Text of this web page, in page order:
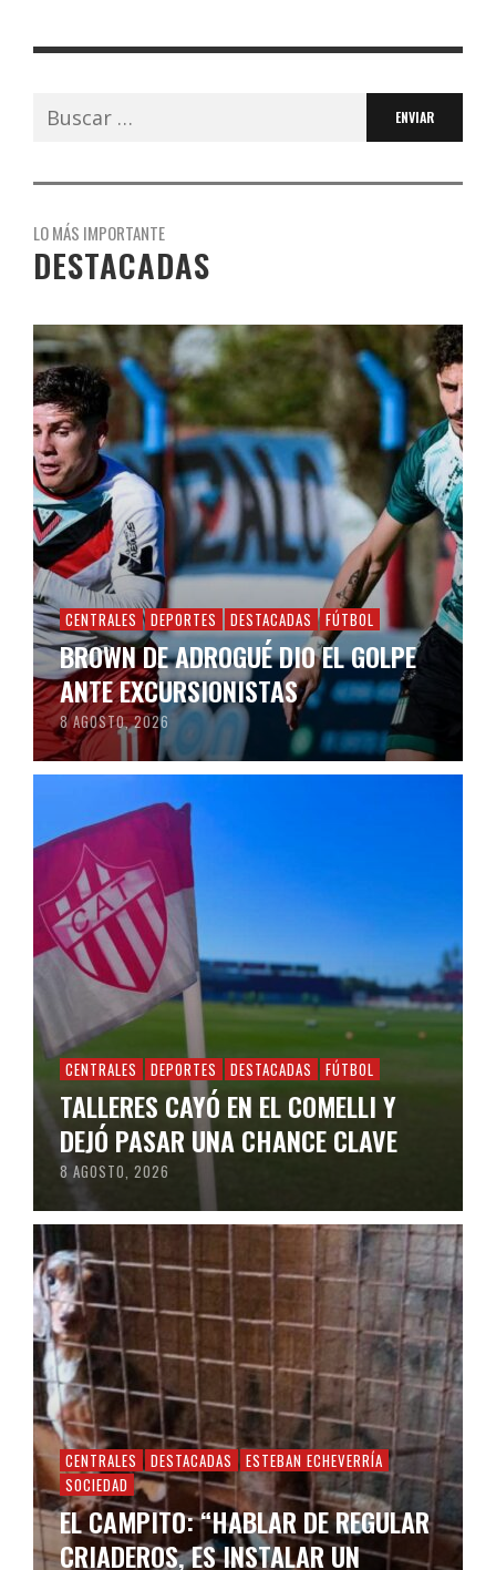
Buscar:
LO MÁS IMPORTANTE
DESTACADAS
CENTRALES DEPORTES DESTACADAS FÚTBOL
BROWN DE ADROGUÉ DIO EL GOLPE
ANTE EXCURSIONISTAS
8 AGOSTO, 2026
CENTRALES DEPORTES DESTACADAS FÚTBOL
TALLERES CAYÓ EN EL COMELLI Y
DEJÓ PASAR UNA CHANCE CLAVE
8 AGOSTO, 2026
CENTRALES DESTACADAS
ESTEBAN ECHEVERRÍA
SOCIEDAD
EL CAMPITO: “HABLAR DE REGULAR
CRIADEROS, ES INSTALAR UN